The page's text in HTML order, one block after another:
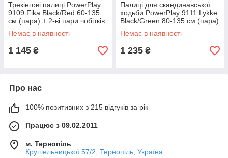
Трекінгові палиці PowerPlay
9109 Fika Black/Red 60-135
см (пара) + 2-ві пари чобітків
+ чохол
Немає в наявності
1 145 ₴
Палиці для скандинавської
ходьби PowerPlay 9111 Lykke
Black/Green 80-135 см (пара)
+ 2-ві пари чобітків +
Немає в наявності
1 235 ₴
Про нас
100% позитивних з 215 відгуків за рік
Працює з 09.02.2011
м. Тернопіль
Крушельницької 57/2, Тернопіль, Україна